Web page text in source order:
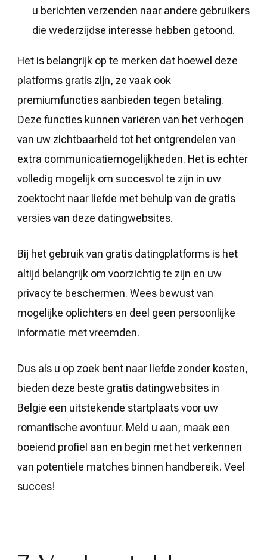
u berichten verzenden naar andere gebruikers
die wederzijdse interesse hebben getoond.
Het is belangrijk op te merken dat hoewel deze
platforms gratis zijn, ze vaak ook
premiumfuncties aanbieden tegen betaling.
Deze functies kunnen variëren van het verhogen
van uw zichtbaarheid tot het ontgrendelen van
extra communicatiemogelijkheden. Het is echter
volledig mogelijk om succesvol te zijn in uw
zoektocht naar liefde met behulp van de gratis
versies van deze datingwebsites.
Bij het gebruik van gratis datingplatforms is het
altijd belangrijk om voorzichtig te zijn en uw
privacy te beschermen. Wees bewust van
mogelijke oplichters en deel geen persoonlijke
informatie met vreemden.
Dus als u op zoek bent naar liefde zonder kosten,
bieden deze beste gratis datingwebsites in
België een uitstekende startplaats voor uw
romantische avontuur. Meld u aan, maak een
boeiend profiel aan en begin met het verkennen
van potentiële matches binnen handbereik. Veel
succes!